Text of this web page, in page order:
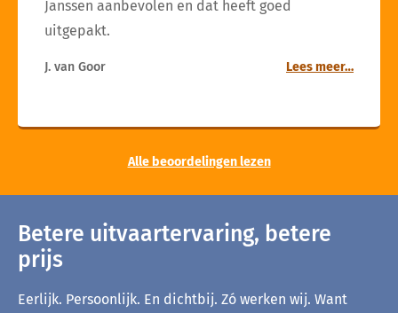
Janssen aanbevolen en dat heeft goed
uitgepakt.
J. van Goor Lees meer…
Alle beoordelingen lezen
Betere uitvaartervaring, betere
prijs
Eerlijk. Persoonlijk. En dichtbij. Zó werken wij. Want